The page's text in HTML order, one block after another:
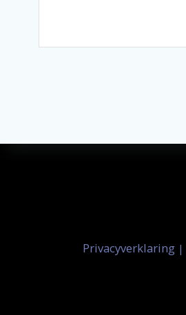
Privacyverklaring |